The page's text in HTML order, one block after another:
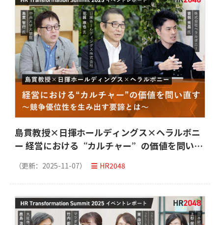
島貫教授×日揮ホールディングス×ヘラルボニ
ー 経営における“カルチャー”の価値を問い直
ントレポート
（更新： 2025-11-07） HR2048